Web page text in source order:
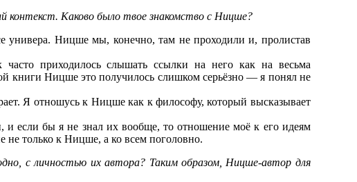
Каково было твое знакомство с Ницше?
универа. Ницше мы, конечно, там не проходили и, пролистав
часто приходилось слышать ссылки на него как на весьма
книги Ницше это получилось слишком серьёзно — я понял не
Я отношусь к Ницше как к философу, который высказывает
и если бы я не знал их вообще, то отношение моё к его идеям
только к Ницше, а ко всем поголовно.
с личностью их автора? Таким образом, Ницше-автор для